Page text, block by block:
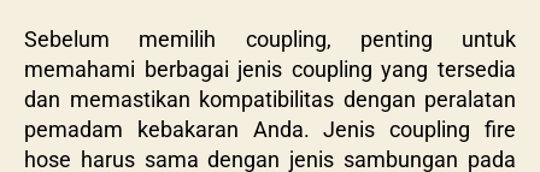
Sebelum memilih coupling, penting untuk
memahami berbagai jenis coupling yang tersedia
dan memastikan kompatibilitas dengan peralatan
pemadam kebakaran Anda. Jenis coupling fire
hose harus sama dengan jenis sambungan pada